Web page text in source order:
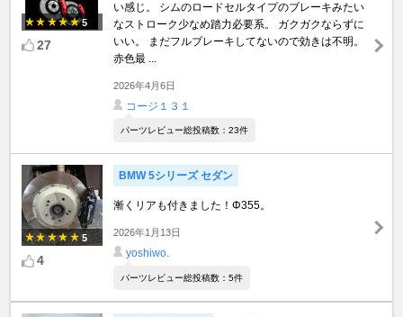
5
27
い感じ。 シムのロードセルタイプのブレーキみたい
なストローク少なめ踏力必要系。 ガクガクならずに
いい。 まだフルブレーキしてないので効きは不明。
赤色最 ...
2026年4月6日
コージ１３１
パーツレビュー総投稿数：23件
5
4
BMW 5シリーズ セダン
漸くリアも付きました！Φ355。
2026年1月13日
yoshiwo.
パーツレビュー総投稿数：5件